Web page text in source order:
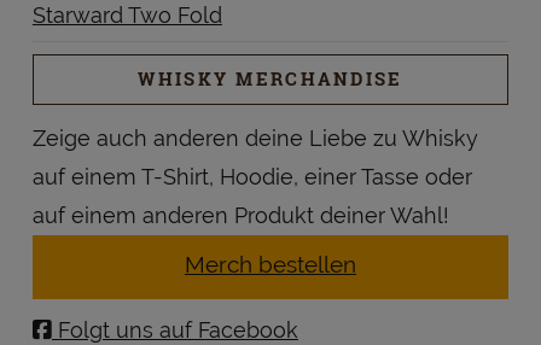
Starward Two Fold
WHISKY MERCHANDISE
Zeige auch anderen deine Liebe zu Whisky
auf einem T-Shirt, Hoodie, einer Tasse oder
auf einem anderen Produkt deiner Wahl!
Merch bestellen
Folgt uns auf Facebook